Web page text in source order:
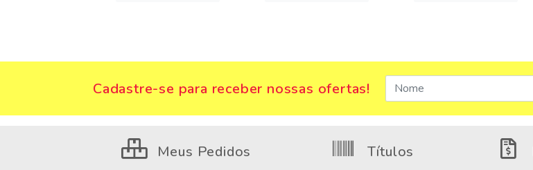
Cadastre-se para receber nossas ofertas!
Meus Pedidos Títulos